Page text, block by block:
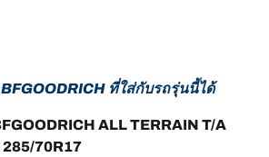
ที่ใส่กับรถรุ่นนี้ได้
ALL TERRAIN T/A
285/70R17